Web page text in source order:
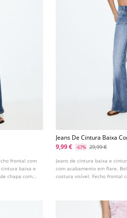
frontal com
baixa e
chapa com
Jeans De Cintura Baixa
Costura
9,99 € -67% 29,99 €
Jeans de cintura baixa e
com acabamento em flare.
costura visível. Fecho frontal